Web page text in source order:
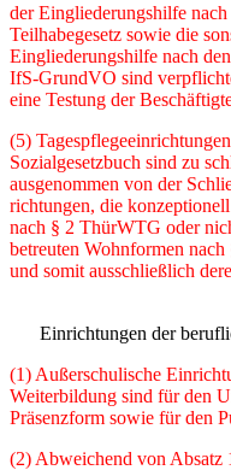
der Eingliederungshilfe
Teilhabegesetz so­wie die
Eingliederungshilfe nach
IfS-GrundVO sind
eine Testung der
(5)
Sozialgesetzbuch sind zu
ausgenommen von der
richtungen, die
nach § 2 ThürWTG oder
betreuten Wohnformen
und somit ausschließlich
Einrichtungen der
(1) Außerschulische
Weiterbildung sind für den
Präsenzform sowie für den
(2) Abweichend von Absatz